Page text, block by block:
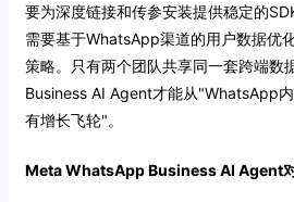
要为深度链接和传参安装提供稳定的
需要基于WhatsApp渠道的用户数据优
策略。只有两个团队共享同一套跨端数
Business AI Agent才能从"WhatsApp
有增长飞轮"。
Meta WhatsApp Business AI Agent